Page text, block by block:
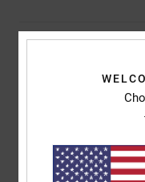
Reviews van